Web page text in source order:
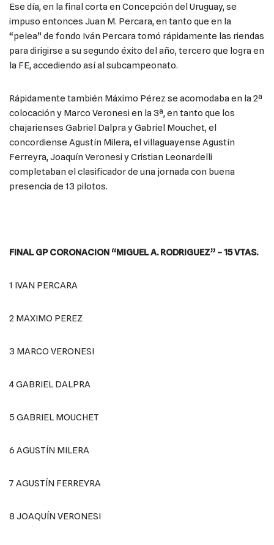
Ese día, en la final corta en Concepción del Uruguay, se
impuso entonces Juan M. Percara, en tanto que en la
“pelea” de fondo Iván Percara tomó rápidamente las riendas
para dirigirse a su segundo éxito del año, tercero que logra en
la FE, accediendo así al subcampeonato.
Rápidamente también Máximo Pérez se acomodaba en la 2ª
colocación y Marco Veronesi en la 3ª, en tanto que los
chajarienses Gabriel Dalpra y Gabriel Mouchet, el
concordiense Agustín Milera, el villaguayense Agustín
Ferreyra, Joaquín Veronesi y Cristian Leonardelli
completaban el clasificador de una jornada con buena
presencia de 13 pilotos.
FINAL GP CORONACION “MIGUEL A. RODRIGUEZ” – 15 VTAS.
1 IVAN PERCARA
2 MAXIMO PEREZ
3 MARCO VERONESI
4 GABRIEL DALPRA
5 GABRIEL MOUCHET
6 AGUSTÍN MILERA
7 AGUSTÍN FERREYRA
8 JOAQUÍN VERONESI